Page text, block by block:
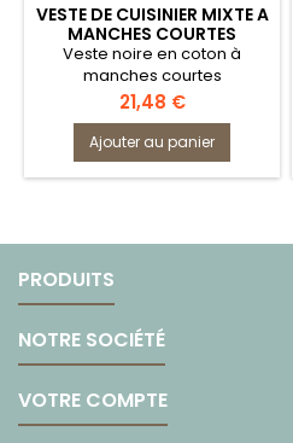
VESTE DE CUISINIER MIXTE A
MANCHES COURTES
2136ECUMOIRE
Veste noire en coton à
manches courtes
Prix
21,48 €
Ajouter au panier
PRODUITS
NOTRE SOCIÉTÉ
VOTRE COMPTE